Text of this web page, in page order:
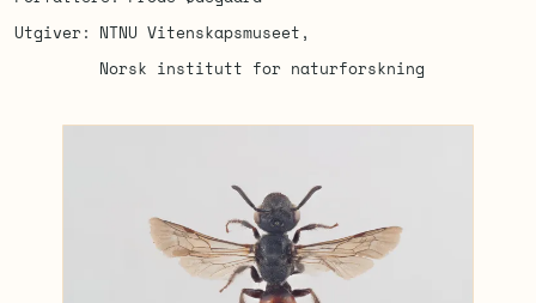
Utgiver
NTNU Vitenskapsmuseet
Norsk institutt for naturforskning